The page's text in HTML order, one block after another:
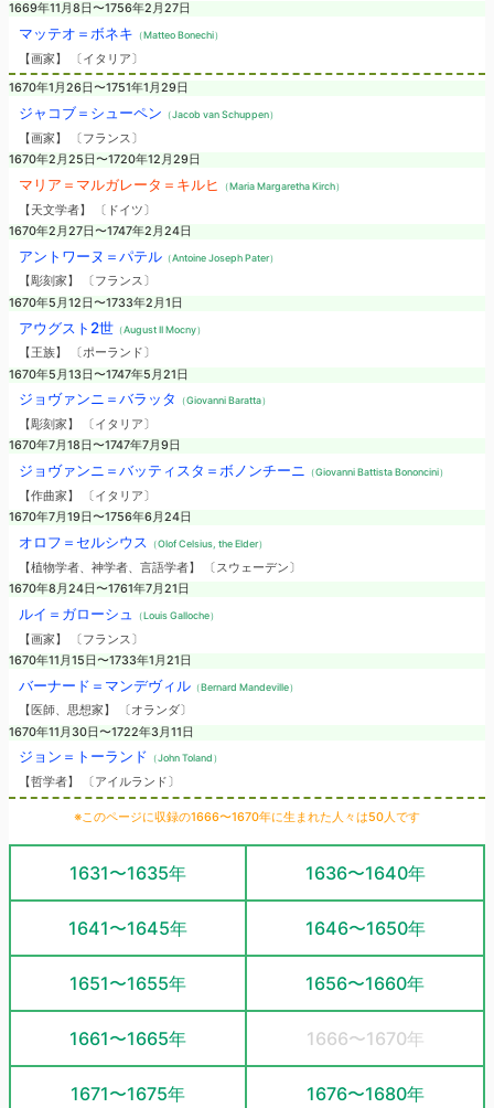
1669年11月8日〜1756年2月27日
マッテオ＝ボネキ （Matteo Bonechi）
【画家】 〔イタリア〕
1670年1月26日〜1751年1月29日
ジャコブ＝シューペン （Jacob van Schuppen）
【画家】 〔フランス〕
1670年2月25日〜1720年12月29日
マリア＝マルガレータ＝キルヒ （Maria Margaretha Kirch）
【天文学者】 〔ドイツ〕
1670年2月27日〜1747年2月24日
アントワーヌ＝パテル（Antoine Joseph Pater）
【彫刻家】 〔フランス〕
1670年5月12日〜1733年2月1日
アウグスト2世（August II Mocny）
【王族】 〔ポーランド〕
1670年5月13日〜1747年5月21日
ジョヴァンニ＝バラッタ （Giovanni Baratta）
【彫刻家】 〔イタリア〕
1670年7月18日〜1747年7月9日
ジョヴァンニ＝バッティスタ＝ボノンチーニ （Giovanni Battista Bononcini）
【作曲家】 〔イタリア〕
1670年7月19日〜1756年6月24日
オロフ＝セルシウス （Olof Celsius, the Elder）
【植物学者、神学者、言語学者】 〔スウェーデン〕
1670年8月24日〜1761年7月21日
ルイ＝ガローシュ （Louis Galloche）
【画家】 〔フランス〕
1670年11月15日〜1733年1月21日
バーナード＝マンデヴィル（Bernard Mandeville）
【医師、思想家】 〔オランダ〕
1670年11月30日〜1722年3月11日
ジョン＝トーランド （John Toland）
【哲学者】 〔アイルランド〕
※このページに収録の1666〜1670年に生まれた人々は50人です
1631〜1635年 1636〜1640年
1641〜1645年 1646〜1650年
1651〜1655年 1656〜1660年
1661〜1665年 1666〜1670年
1671〜1675年 1676〜1680年